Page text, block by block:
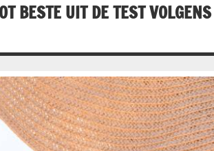
BESTE UIT DE TEST VOLGENS